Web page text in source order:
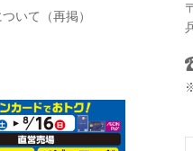
いて（再掲）